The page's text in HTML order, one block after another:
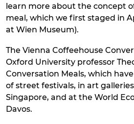
learn more about the concept
meal, which we first staged in
at Wien Museum).
The Vienna Coffeehouse
Oxford University professor
Conversation Meals, which
of street festivals, in art
Singapore, and at the World
Davos.